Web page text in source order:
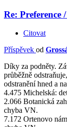
Re: Preference
Citovat
Příspěvek od
Díky za podněty.
průběžně
odstranění hned a
4.475 Michelská:
2.066 Botanická
chyba VN.
7.172 Ortenovo